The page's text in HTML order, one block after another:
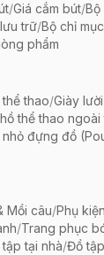
/Giá cắm bút/Bộ
trữ/Bộ chỉ
phẩm
thể thao/Giày
thể thao ngoài
nhỏ đựng đồ
Mồi câu/Phụ
/Trang phục
tại nhà/Đồ